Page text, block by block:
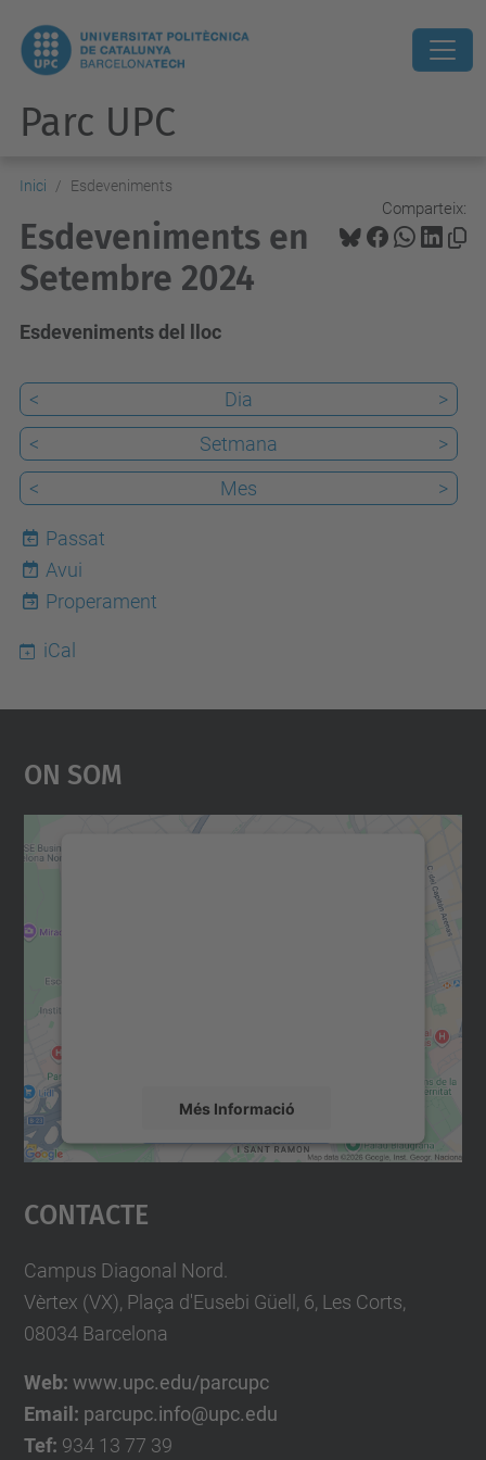
Parc UPC
Inici Esdeveniments
Comparteix:
Esdeveniments en
Setembre 2024
Esdeveniments del lloc
< Dia
>
<
Setmana
>
<
Mes >
Passat
7
Avui
Properament
iCal
On Som
Més Informació
Accepta
powered by
Contacte
Campus Diagonal Nord.
Vèrtex (VX), Plaça d'Eusebi Güell, 6, Les Corts,
08034 Barcelona
Web: www.upc.edu/parcupc
Email: parcupc.info@upc.edu
Tef: 934 13 77 39